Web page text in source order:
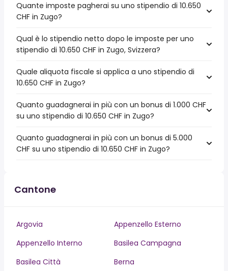
Quante imposte pagherai su uno stipendio di 10.650
CHF in Zugo?
Qual è lo stipendio netto dopo le imposte per uno
stipendio di 10.650 CHF in Zugo, Svizzera?
Quale aliquota fiscale si applica a uno stipendio di
10.650 CHF in Zugo?
Quanto guadagnerai in più con un bonus di 1.000 CHF
su uno stipendio di 10.650 CHF in Zugo?
Quanto guadagnerai in più con un bonus di 5.000
CHF su uno stipendio di 10.650 CHF in Zugo?
Cantone
Argovia
Appenzello Esterno
Appenzello Interno
Basilea Campagna
Basilea Città
Berna